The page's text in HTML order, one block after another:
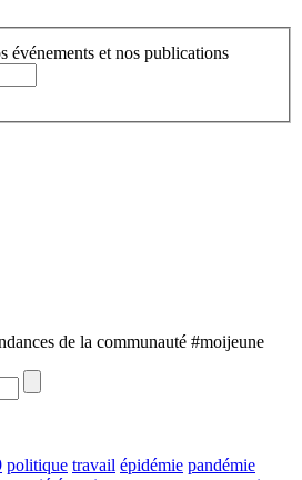
événements et nos publications
de la communauté #moijeune
politique travail épidémie pandémie